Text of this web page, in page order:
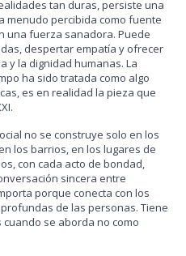
tan duras, persiste una
menudo percibida como fuente
una fuerza sanadora. Puede
despertar empatía y ofrecer
y la dignidad humanas. La
ha sido tratada como algo
es en realidad la pieza que
no se construye solo en los
los barrios, en los lugares de
con cada acto de bondad,
sincera entre
porque conecta con los
de las personas. Tiene
se aborda no como